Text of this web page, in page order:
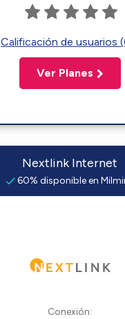
Calificación de usuarios
Ver Planes
Nextlink Internet
60% disponible en
Conexión: